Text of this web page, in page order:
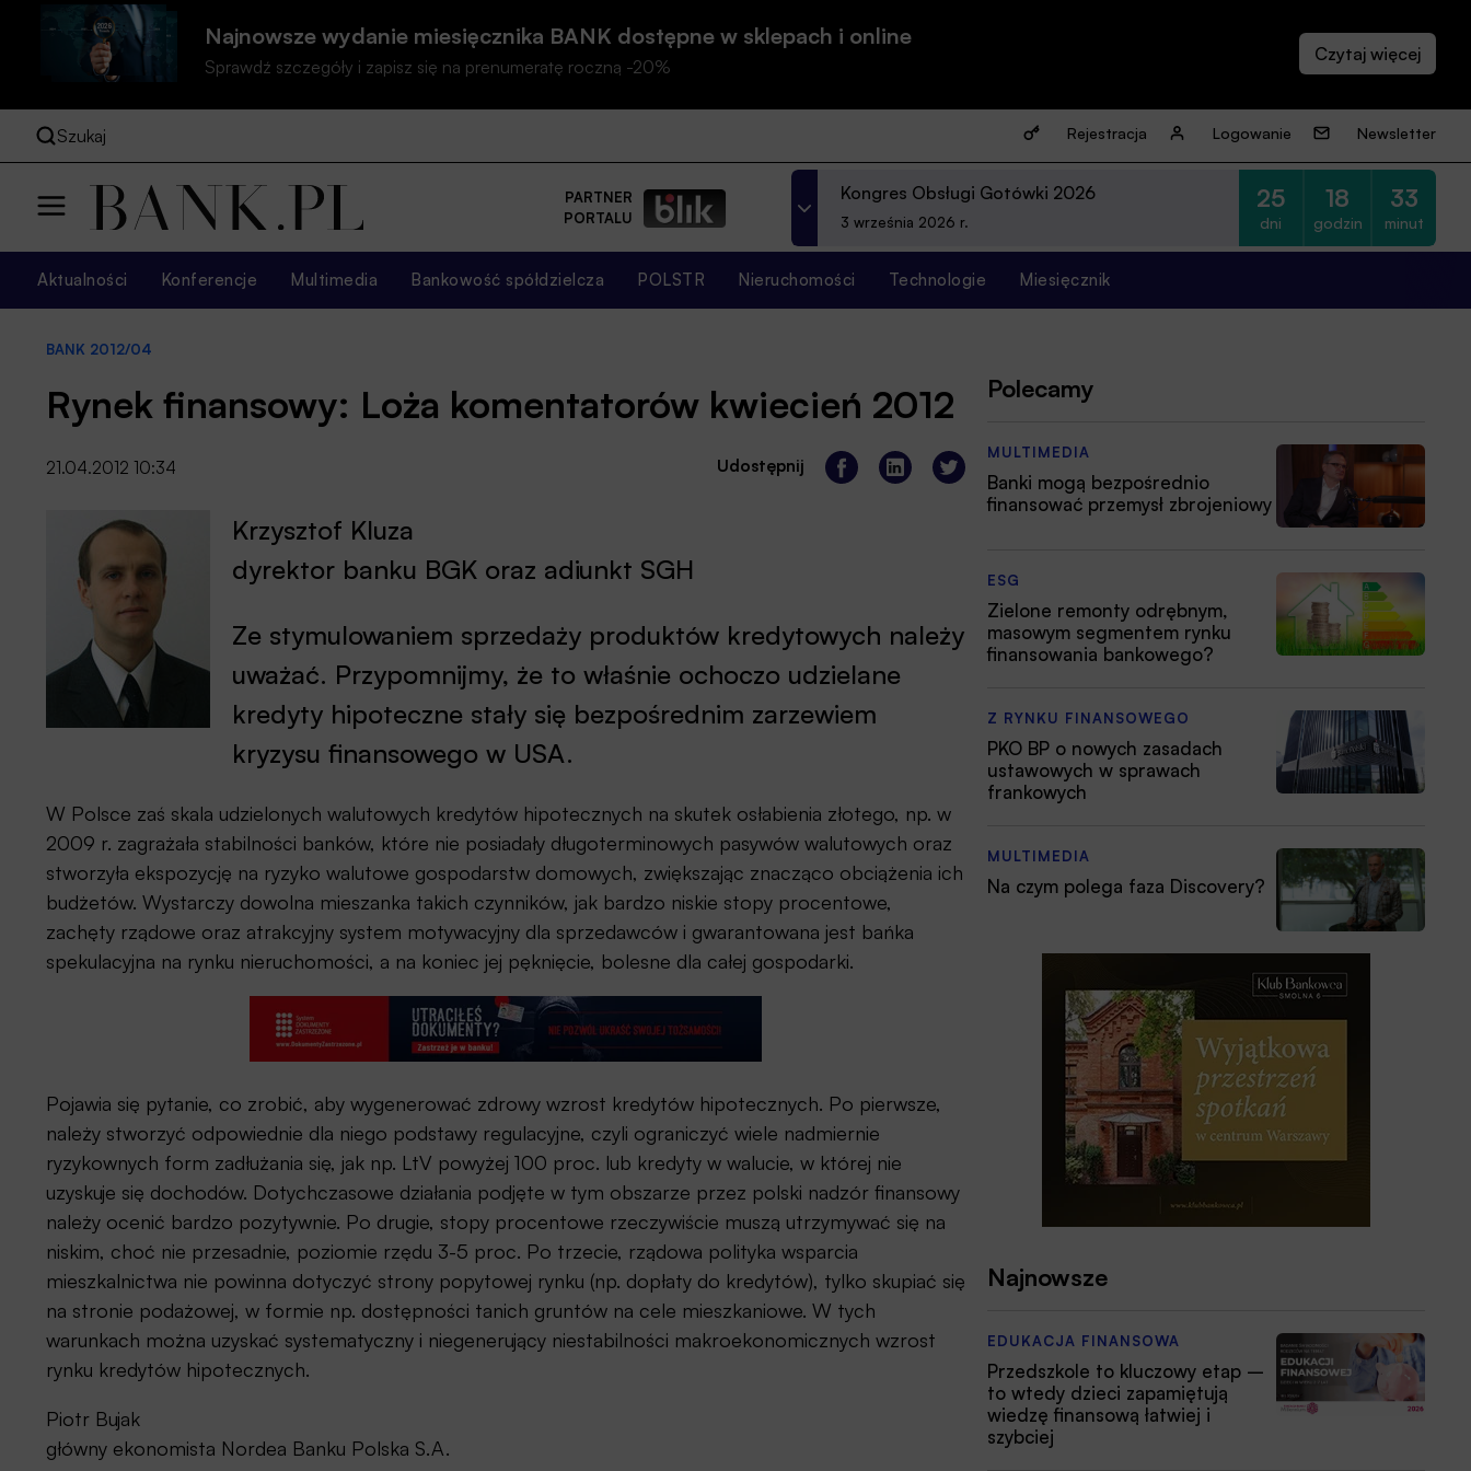
Najnowsze wydanie miesięcznika BANK dostępne w sklepach i online
Sprawdź szczegóły i zapisz się na prenumeratę roczną -20%
Szukaj Rejestracja Logowanie Newsletter
PARTNER
PORTALU
Kongres Obsługi Gotówki 2026
3 września 2026 r.
25
dni
18
godzin
33
minut
Aktualności Konferencje Multimedia Bankowość spółdzielcza POLSTR Nieruchomości Technologie Miesięcznik
BANK 2012/04
Rynek finansowy: Loża komentatorów kwiecień 2012
21.04.2012 10:34 Udostępnij
Krzysztof Kluza
dyrektor banku BGK oraz adiunkt SGH
Ze stymulowaniem sprzedaży produktów kredytowych należy
uważać. Przypomnijmy, że to właśnie ochoczo udzielane
kredyty hipoteczne stały się bezpośrednim zarzewiem
kryzysu finansowego w USA.
W Polsce zaś skala udzielonych walutowych kredytów hipotecznych na skutek osłabienia złotego, np. w
2009 r. zagrażała stabilności banków, które nie posiadały długoterminowych pasywów walutowych oraz
stworzyła ekspozycję na ryzyko walutowe gospodarstw domowych, zwiększając znacząco obciążenia ich
budżetów. Wystarczy dowolna mieszanka takich czynników, jak bardzo niskie stopy procentowe,
zachęty rządowe oraz atrakcyjny system motywacyjny dla sprzedawców i gwarantowana jest bańka
spekulacyjna na rynku nieruchomości, a na koniec jej pęknięcie, bolesne dla całej gospodarki.
Pojawia się pytanie, co zrobić, aby wygenerować zdrowy wzrost kredytów hipotecznych. Po pierwsze,
należy stworzyć odpowiednie dla niego podstawy regulacyjne, czyli ograniczyć wiele nadmiernie
ryzykownych form zadłużania się, jak np. LtV powyżej 100 proc. lub kredyty w walucie, w której nie
uzyskuje się dochodów. Dotychczasowe działania podjęte w tym obszarze przez polski nadzór finansowy
należy ocenić bardzo pozytywnie. Po drugie, stopy procentowe rzeczywiście muszą utrzymywać się na
niskim, choć nie przesadnie, poziomie rzędu 3-5 proc. Po trzecie, rządowa polityka wsparcia
mieszkalnictwa nie powinna dotyczyć strony popytowej rynku (np. dopłaty do kredytów), tylko skupiać się
na stronie podażowej, w formie np. dostępności tanich gruntów na cele mieszkaniowe. W tych
warunkach można uzyskać systematyczny i niegenerujący niestabilności makroekonomicznych wzrost
rynku kredytów hipotecznych.
Piotr Bujak
główny ekonomista Nordea Banku Polska S.A.
Polecamy
MULTIMEDIA
Banki mogą bezpośrednio
finansować przemysł zbrojeniowy
ESG
Zielone remonty odrębnym,
masowym segmentem rynku
finansowania bankowego?
Z RYNKU FINANSOWEGO
PKO BP o nowych zasadach
ustawowych w sprawach
frankowych
MULTIMEDIA
Na czym polega faza Discovery?
Najnowsze
EDUKACJA FINANSOWA
Przedszkole to kluczowy etap –
to wtedy dzieci zapamiętują
wiedzę finansową łatwiej i
szybciej